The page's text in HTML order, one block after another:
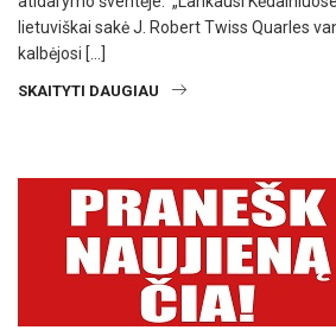
lietuviškai sakė J. Robert Twiss Quarles
kalbėjosi […]
SKAITYTI DAUGIAU